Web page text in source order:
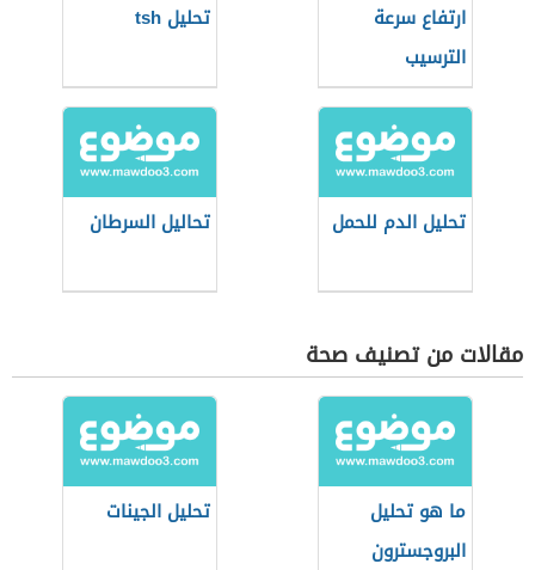
ارتفاع سرعة
الترسيب
تحليل tsh
تحليل الدم للحمل تحاليل السرطان
مقالات من تصنيف صحة
ما هو تحليل
البروجسترون
تحليل الجينات